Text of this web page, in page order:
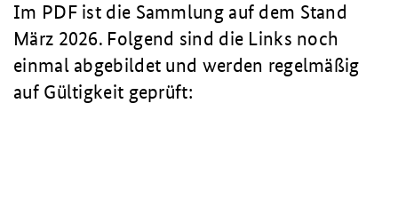
Im PDF ist die Sammlung auf dem Stand
März 2026. Folgend sind die Links noch
einmal abgebildet und werden regelmäßig
auf Gültigkeit geprüft: